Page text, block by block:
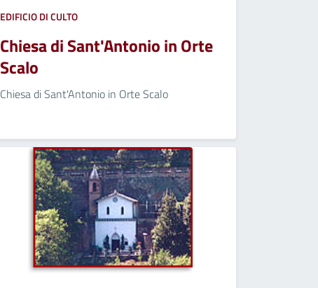
EDIFICIO DI CULTO
Chiesa di Sant'Antonio in Orte
Scalo
Chiesa di Sant'Antonio in Orte Scalo